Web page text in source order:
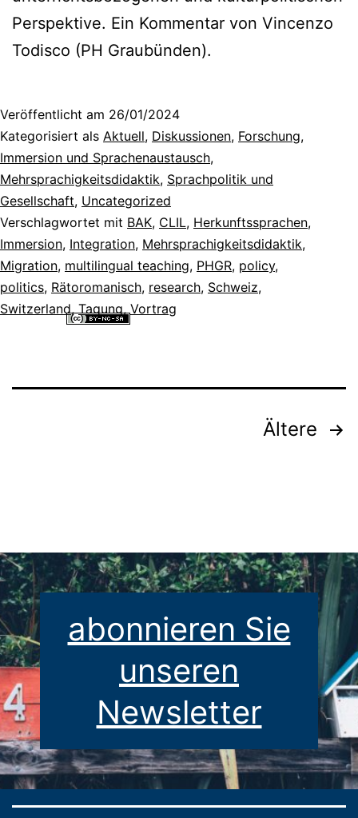
Perspektive. Ein Kommentar von Vincenzo
Todisco (PH Graubünden).
Veröffentlicht am 26/01/2024
Kategorisiert als Aktuell, Diskussionen, Forschung,
Immersion und Sprachenaustausch,
Mehrsprachigkeitsdidaktik, Sprachpolitik und
Gesellschaft, Uncategorized
Verschlagwortet mit BAK, CLIL, Herkunftssprachen,
Immersion, Integration, Mehrsprachigkeitsdidaktik,
Migration, multilingual teaching, PHGR, policy,
politics, Rätoromanisch, research, Schweiz,
Switzerland, Tagung, Vortrag
Seitennummerierung
Ältere
abonnieren Sie
unseren
Newsletter